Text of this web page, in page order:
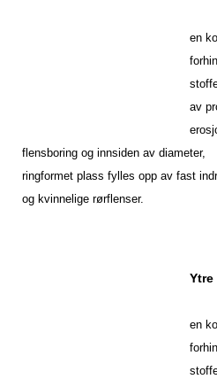
en
av
flensboring og innsiden av diameter,
ringformet plass fylles opp av fast
og kvinnelige rørflenser.
Ytre
en